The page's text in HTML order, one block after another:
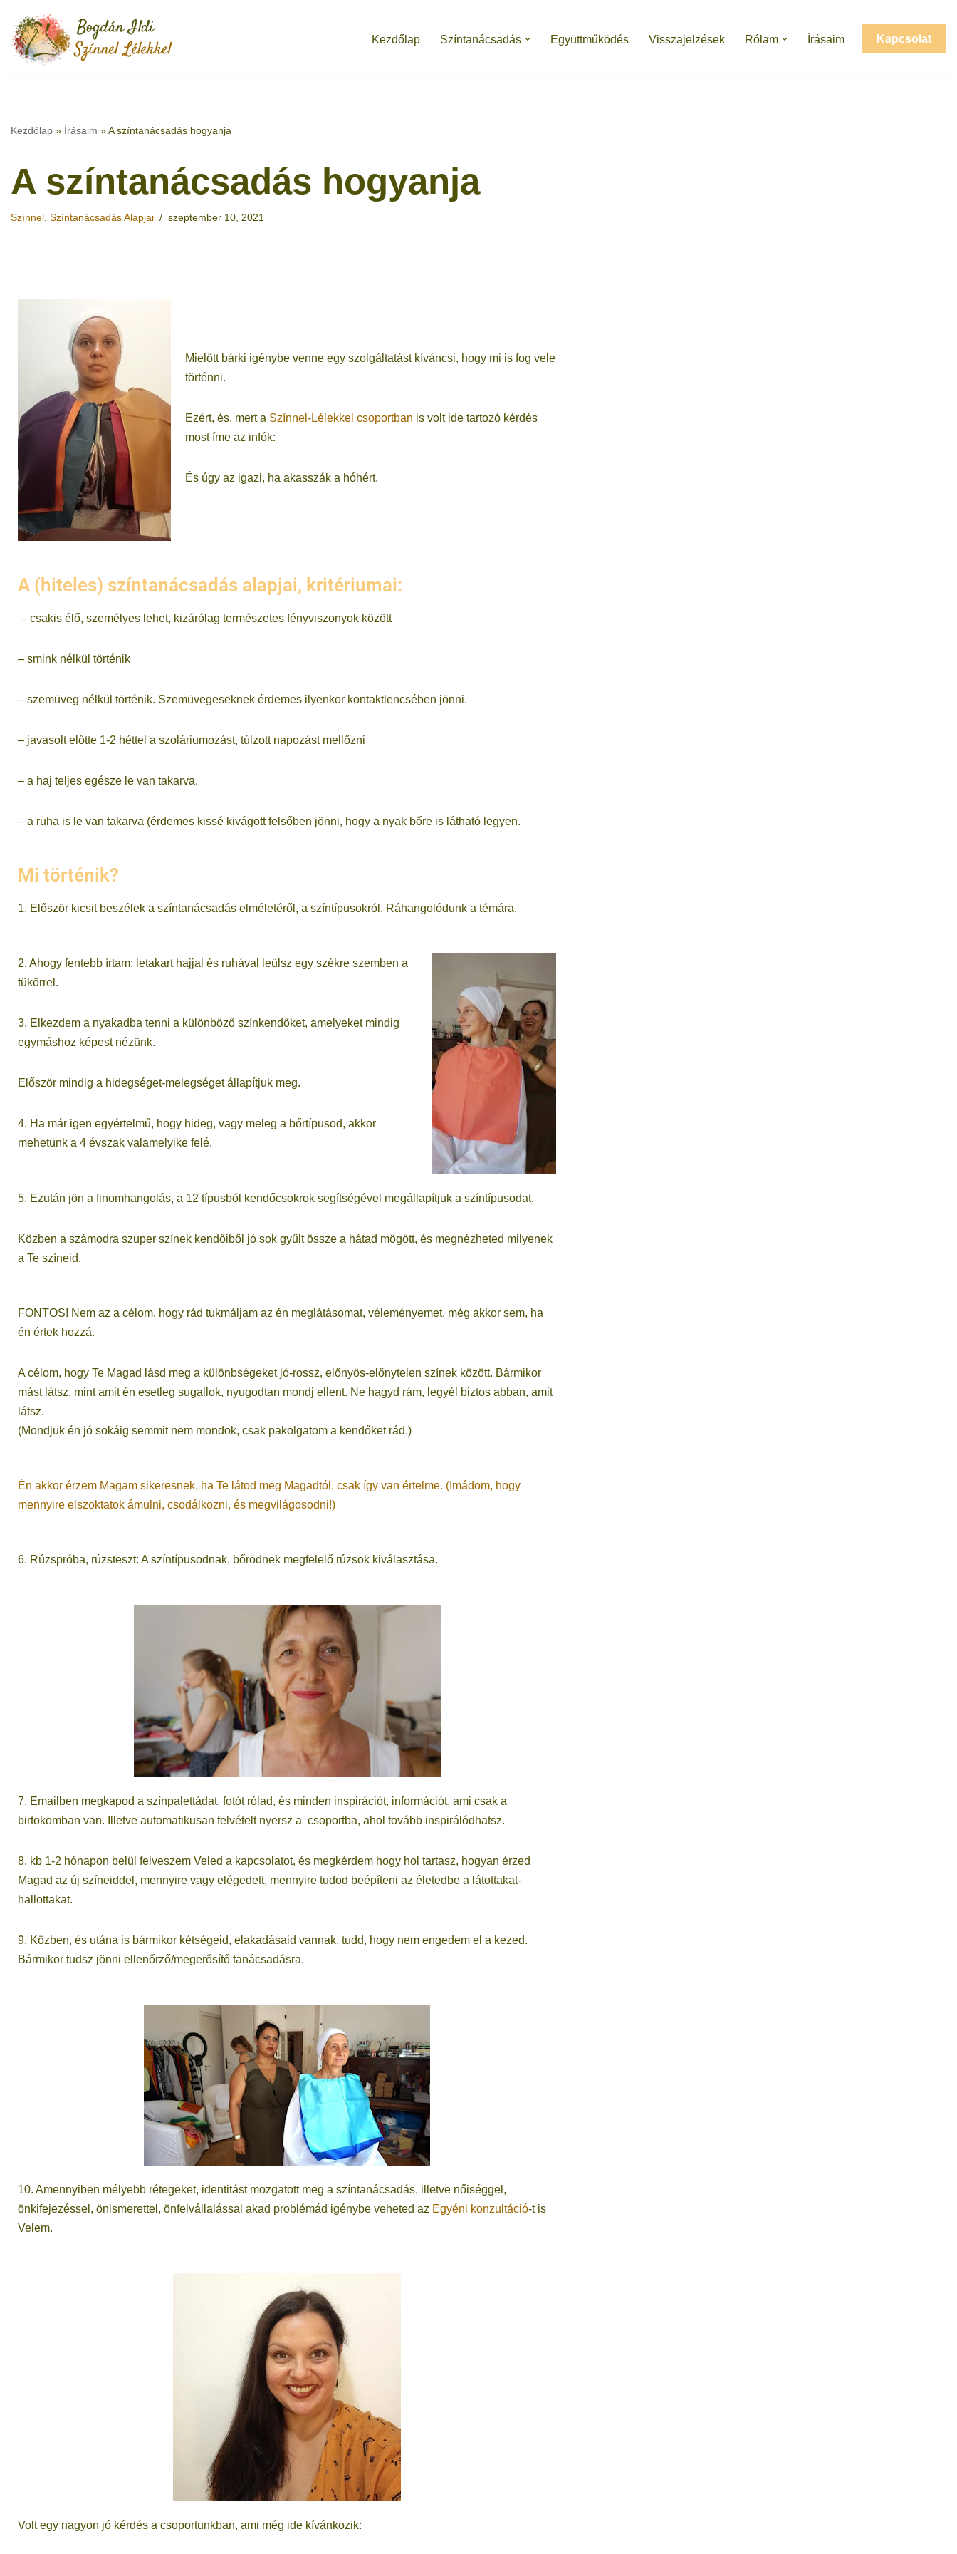
Skip
to
Kezdőlap Színtanácsadás Együttműködés Visszajelzések Rólam Írásaim Kapcsolat
Kezdőlap » Írásaim »A színtanácsadás hogyanja
A színtanácsadás hogyanja
Színnel Színtanácsadás Alapjai szeptember 10, 2021
Mielőtt bárki igénybe venne egy szolgáltatást kíváncsi, hogy mi is fog vele
történni.
Ezért, és, mert a Színnel-Lélekkel csoportban is volt ide tartozó kérdés
most íme az infók:
És úgy az igazi, ha akasszák a hóhért.
A (hiteles) színtanácsadás alapjai, kritériumai:
– csakis élő, személyes lehet, kizárólag természetes fényviszonyok között
– smink nélkül történik
– szemüveg nélkül történik. Szemüvegeseknek érdemes ilyenkor kontaktlencsében jönni.
– javasolt előtte 1-2 héttel a szoláriumozást, túlzott napozást mellőzni
– a haj teljes egésze le van takarva.
– a ruha is le van takarva (érdemes kissé kivágott felsőben jönni, hogy a nyak bőre is látható legyen.
Mi történik?
1. Először kicsit beszélek a színtanácsadás elméletéről, a színtípusokról. Ráhangolódunk a témára.
2. Ahogy fentebb írtam: letakart hajjal és ruhával leülsz egy székre szemben a
tükörrel.
3. Elkezdem a nyakadba tenni a különböző színkendőket, amelyeket mindig
egymáshoz képest nézünk.
Először mindig a hidegséget-melegséget állapítjuk meg.
4. Ha már igen egyértelmű, hogy hideg, vagy meleg a bőrtípusod, akkor
mehetünk a 4 évszak valamelyike felé.
5. Ezután jön a finomhangolás, a 12 típusból kendőcsokrok segítségével megállapítjuk a színtípusodat.
Közben a számodra szuper színek kendőiből jó sok gyűlt össze a hátad mögött, és megnézheted milyenek
a Te színeid.
FONTOS! Nem az a célom, hogy rád tukmáljam az én meglátásomat, véleményemet, még akkor sem, ha
én értek hozzá.
A célom, hogy Te Magad lásd meg a különbségeket jó-rossz, előnyös-előnytelen színek között. Bármikor
mást látsz, mint amit én esetleg sugallok, nyugodtan mondj ellent. Ne hagyd rám, legyél biztos abban, amit
látsz.
(Mondjuk én jó sokáig semmit nem mondok, csak pakolgatom a kendőket rád.)
Én akkor érzem Magam sikeresnek, ha Te látod meg Magadtól, csak így van értelme. (Imádom, hogy
mennyire elszoktatok ámulni, csodálkozni, és megvilágosodni!)
6. Rúzspróba, rúzsteszt: A színtípusodnak, bőrödnek megfelelő rúzsok kiválasztása.
7. Emailben megkapod a színpalettádat, fotót rólad, és minden inspirációt, információt, ami csak a
birtokomban van. Illetve automatikusan felvételt nyersz a csoportba, ahol tovább inspirálódhatsz.
8. kb 1-2 hónapon belül felveszem Veled a kapcsolatot, és megkérdem hogy hol tartasz, hogyan érzed
Magad az új színeiddel, mennyire vagy elégedett, mennyire tudod beépíteni az életedbe a látottakat-
hallottakat.
9. Közben, és utána is bármikor kétségeid, elakadásaid vannak, tudd, hogy nem engedem el a kezed.
Bármikor tudsz jönni ellenőrző/megerősítő tanácsadásra.
10. Amennyiben mélyebb rétegeket, identitást mozgatott meg a színtanácsadás, illetve nőiséggel,
önkifejezéssel, önismerettel, önfelvállalással akad problémád igénybe veheted az Egyéni konzultáció-t is
Velem.
Volt egy nagyon jó kérdés a csoportunkban, ami még ide kívánkozik: